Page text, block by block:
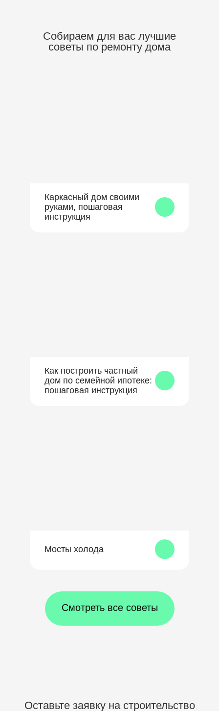
Собираем для вас лучшие
советы по ремонту дома
Каркасный дом своими
руками, пошаговая
инструкция
Как построить частный
дом по семейной ипотеке:
пошаговая инструкция
Мосты холода
Смотреть все советы
Оставьте заявку на строительство